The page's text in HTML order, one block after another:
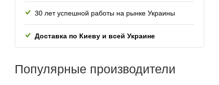
30 лет успешной работы на рынке Украины
Доставка по Киеву и всей Украине
Популярные производители